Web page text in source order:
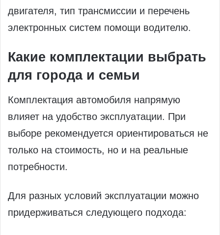
двигателя, тип трансмиссии и перечень
электронных систем помощи водителю.
Какие комплектации выбрать
для города и семьи
Комплектация автомобиля напрямую
влияет на удобство эксплуатации. При
выборе рекомендуется ориентироваться не
только на стоимость, но и на реальные
потребности.
Для разных условий эксплуатации можно
придерживаться следующего подхода: